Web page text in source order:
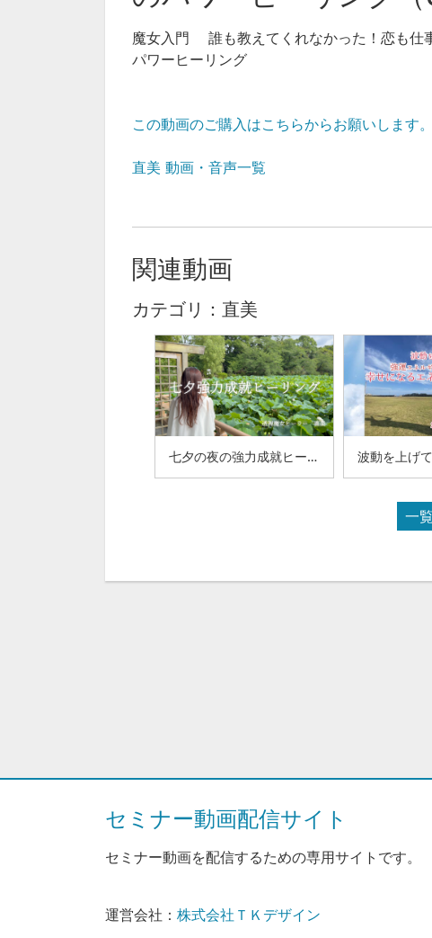
魔女入門 誰も教えてくれなかった！恋も仕
パワーヒーリング
この動画のご購入はこちらからお願いします。
直美 動画・音声一覧
関連動画
カテゴリ：直美
七夕の夜の強力成就ヒーリング2026（97-27）
一
セミナー動画配信サイト
セミナー動画を配信するための専用サイトです。
運営会社： 株式会社ＴＫデザイン